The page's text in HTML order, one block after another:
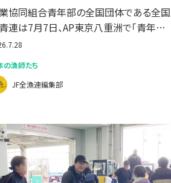
協同組合青年部の全国団体である全国
連は7月7日、AP東京八重洲で「青年…
の漁師たち
JF全漁連編集部